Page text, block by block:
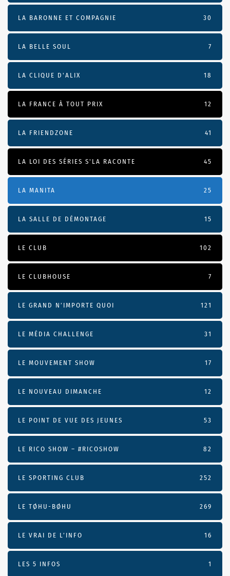
LA BARONNE ET COMPAGNIE 30
LA BELLE SOUL 7
LA CLIQUE D'ALIX 18
LA FRANCE À TOUT PRIX 12
LA FRIENDZONE 41
LA LOI DES SÉRIES S'LA RACONTE 45
LA MANITA 25
LA SALLE DE DÉMONTAGE 15
LE CLUB 102
LE CLUBHOUSE 7
LE GRAND N’IMPORTE QUOI 121
LE MÉDIA CHALLENGE 31
LE MOUVEMENT SHOW 17
LE NOUVEAU DIMANCHE 12
LE POINT DE VUE DES JEUNES 53
LE RICO SHOW – #RICOSHOW 82
LE SPORTING CLUB 252
LE TØHU-BØHU 269
LE VRAI DE L’INFO 16
LES 5 INFOS 1